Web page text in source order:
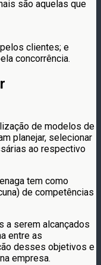
são aquelas que
clientes; e
concorrência.
de modelos de
planejar, selecionar
ao respectivo
tem como
de competências
a serem alcançados
entre as
desses objetivos e
empresa.